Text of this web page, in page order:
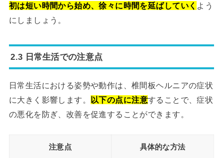
初は短い時間から始め、徐々に時間を延ばしていく よう
にしましょう。
2.3 日常生活での注意点
日常生活における姿勢や動作は、椎間板ヘルニアの症状
に大きく影響します。
以下の点に注意することで、症状
の悪化を防ぎ、改善を促進することができます。
注意点 具体的な方法